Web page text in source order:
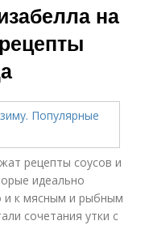
на
рецепты соусов и
идеально
и к мясным и рыбным
сочетания утки с